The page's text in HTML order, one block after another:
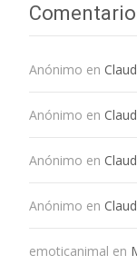
Anónimo en
Anónimo en
Anónimo en
Anónimo en
emoticanimal en